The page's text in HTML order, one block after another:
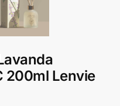
200ml Lenvie